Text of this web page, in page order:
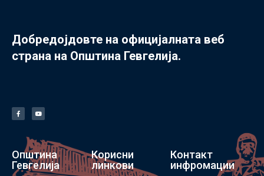
Добредојдовте на официјалната веб
страна на Општина Гевгелија.
Општина
Гевгелија
Корисни
линкови
Контакт
инфромации